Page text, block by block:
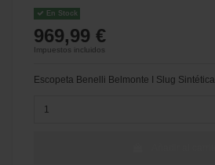
En Stock
969,99 €
Impuestos incluidos
Escopeta Benelli Belmonte I Slug Sintética